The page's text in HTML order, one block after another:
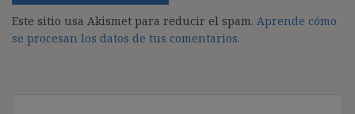
Este sitio usa Akismet para reducir el spam. Aprende cómo
se procesan los datos de tus comentarios.